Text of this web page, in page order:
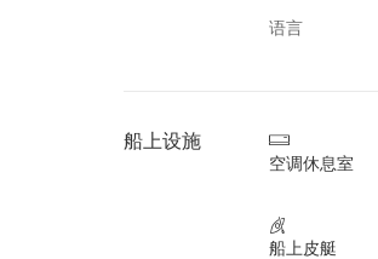
语言
船上设施 
空调休息室

船上皮艇